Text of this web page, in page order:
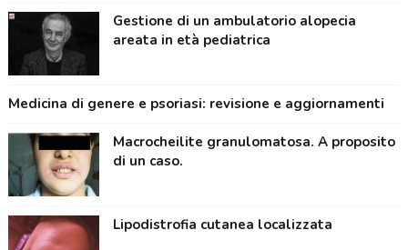
Gestione di un ambulatorio alopecia
areata in età pediatrica
Medicina di genere e psoriasi: revisione e aggiornamenti
Macrocheilite granulomatosa. A proposito
di un caso.
Lipodistrofia cutanea localizzata